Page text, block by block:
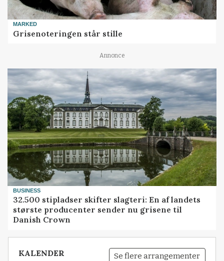
MARKED
Grisenoteringen står stille
Annonce
BUSINESS
32.500 stipladser skifter slagteri: En af landets
største producenter sender nu grisene til
Danish Crown
KALENDER Se flere arrangementer